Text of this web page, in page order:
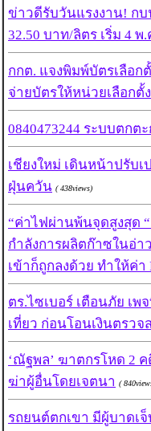
ข่าวดีรับวันแรงงาน! กบ
32.50 บาท/ลิตร เริ่ม 4 พ
กกต. แจงพิมพ์บัตรเลือก
จ่ายบัตรให้หน่วยเลือกตั้
0840473244 ระบบตกต
เชียงใหม่ เดินหน้าปรับ
ฝุ่นควัน ( 438views)
“ค่าไฟผ่านพ้นจุดสูงสุด
กำลังการผลิตก๊าซในอ่า
เข้าก็ถูกลงด้วย ทำให้ค่า
ตร.ไซเบอร์ เตือนภัย เ
เที่ยว ก่อนโอนเงินตรวจ
‘ณัฐพล’ ฆาตกรโหด 2
ฆ่าผู้อื่นโดยเจตนา (
รถยนต์ตกเขา มีผู้บาดเจ็